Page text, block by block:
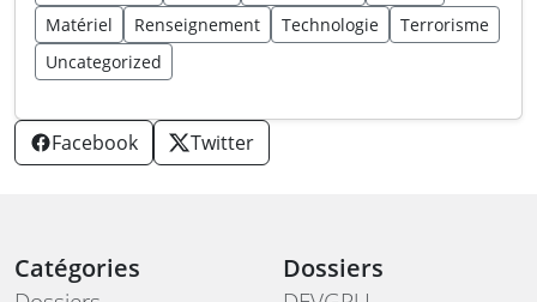
Matériel
Renseignement Technologie
Terrorisme
Uncategorized
Facebook Twitter
Catégories
Dossiers